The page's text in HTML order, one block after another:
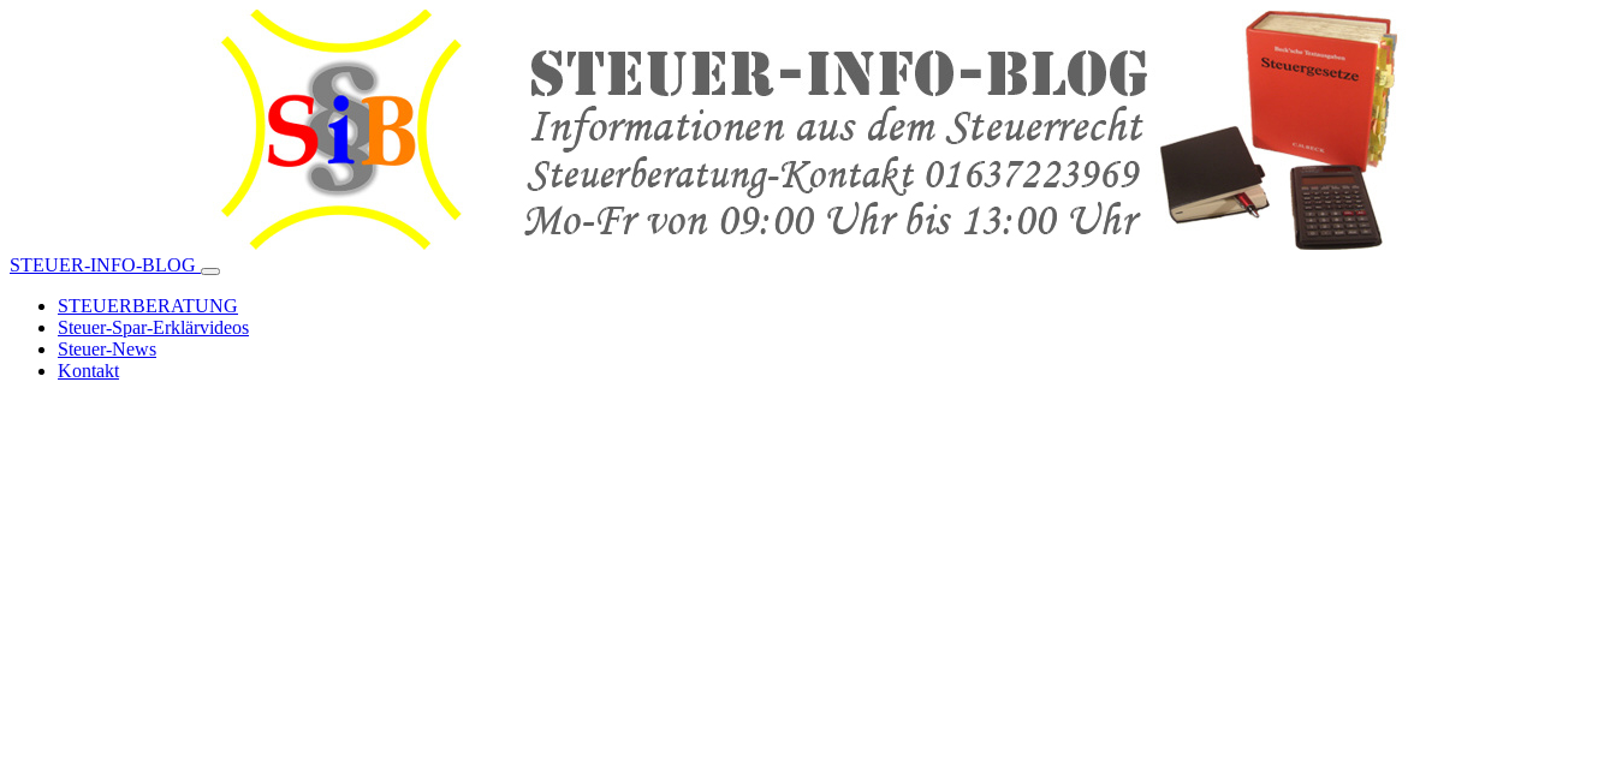
STEUER-INFO-BLOG
STEUERBERATUNG
Steuer-Spar-Erklärvideos
Steuer-News
Kontakt